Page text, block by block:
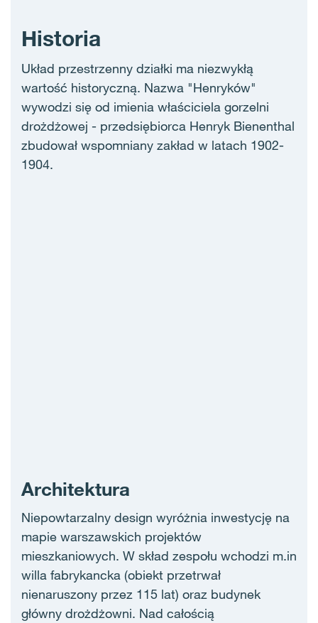
Historia
Układ przestrzenny działki ma niezwykłą
wartość historyczną. Nazwa "Henryków"
wywodzi się od imienia właściciela gorzelni
drożdżowej - przedsiębiorca Henryk Bienenthal
zbudował wspomniany zakład w latach 1902-
1904.‎
Architektura
Niepowtarzalny design wyróżnia inwestycję na
mapie warszawskich projektów
mieszkaniowych. W skład zespołu wchodzi m.in
willa fabrykancka (obiekt przetrwał
nienaruszony przez 115 lat) oraz budynek
główny drożdżowni. Nad całością